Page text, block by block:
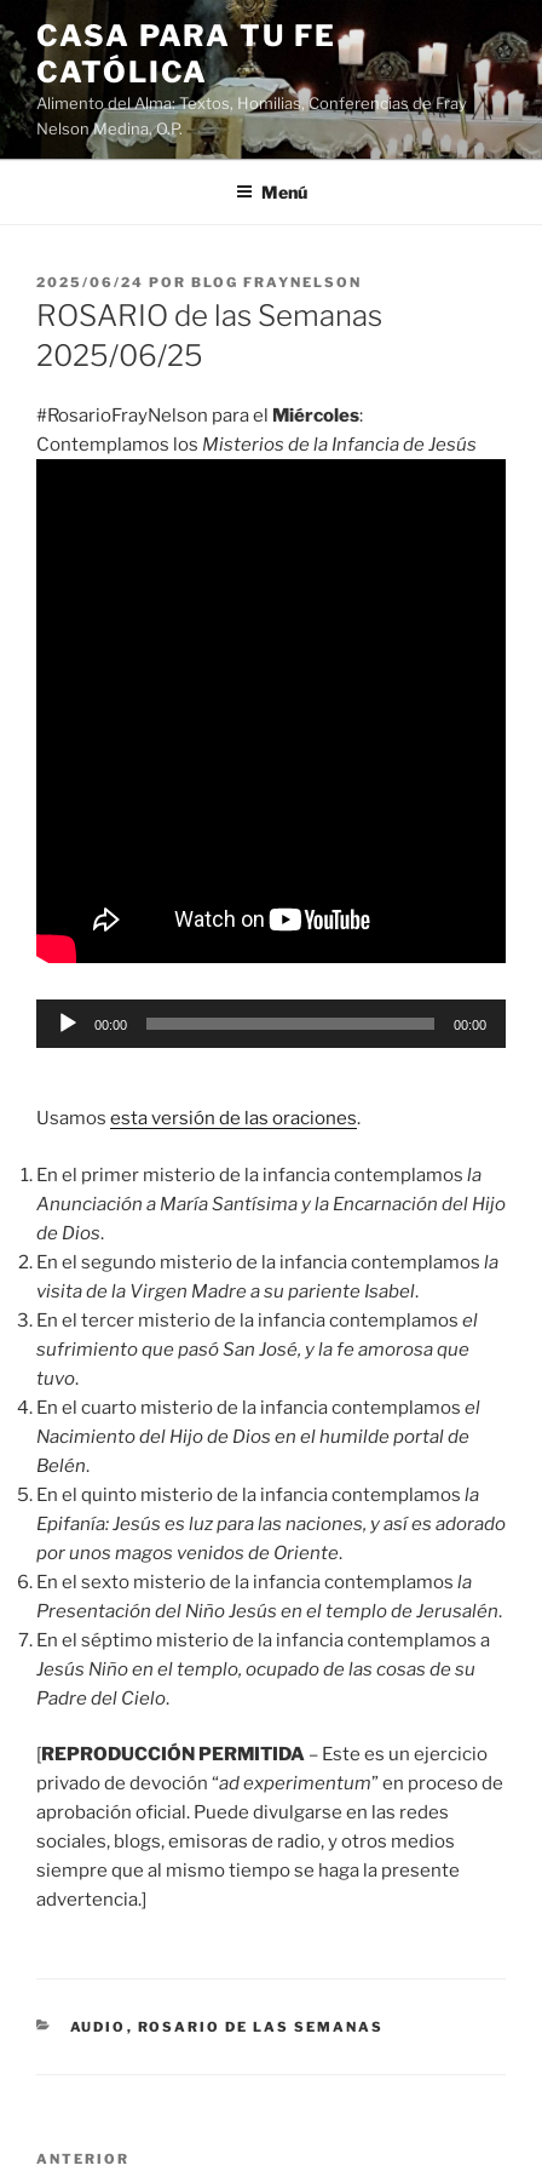
Saltar
al
contenido
CASA PARA TU FE
CATÓLICA
Alimento del Alma: Textos, Homilias, Conferencias de Fray
Nelson Medina, O.P.
Menú
PUBLICADO
EL
2025/06/24 POR BLOG FRAYNELSON
ROSARIO de las Semanas
2025/06/25
#RosarioFrayNelson para el Miércoles:
Contemplamos los Misterios de la Infancia de Jesús
Reproductor
00:00 00:00
Usamos esta versión de las oraciones.
En el primer misterio de la infancia contemplamos la
Anunciación a María Santísima y la Encarnación del Hijo
de Dios.
En el segundo misterio de la infancia contemplamos la
visita de la Virgen Madre a su pariente Isabel.
En el tercer misterio de la infancia contemplamos el
sufrimiento que pasó San José, y la fe amorosa que
tuvo.
En el cuarto misterio de la infancia contemplamos el
Nacimiento del Hijo de Dios en el humilde portal de
Belén.
En el quinto misterio de la infancia contemplamos la
Epifanía: Jesús es luz para las naciones, y así es adorado
por unos magos venidos de Oriente.
En el sexto misterio de la infancia contemplamos la
Presentación del Niño Jesús en el templo de Jerusalén.
En el séptimo misterio de la infancia contemplamos a
Jesús Niño en el templo, ocupado de las cosas de su
Padre del Cielo.
[REPRODUCCIÓN PERMITIDA – Este es un ejercicio
privado de devoción “ad experimentum” en proceso de
aprobación oficial. Puede divulgarse en las redes
sociales, blogs, emisoras de radio, y otros medios
siempre que al mismo tiempo se haga la presente
advertencia.]
CATEGORÍAS
AUDIO , ROSARIO DE LAS SEMANAS
Entrada
ANTERIOR